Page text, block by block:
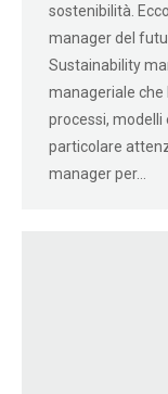
sostenibilità.
manager del
Sustainability
manageriale che
processi,
particolare
manager per…